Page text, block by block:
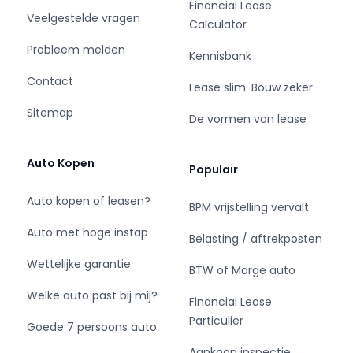
maakt het allemaal mogelijk. Dankzij
behaaglijk warm of verfrissend koel. De
uitrusting van deze Ford is met WIFI-hotspot,
DAB ontvangst, parkeersensoren achter,
regensensor, cruise control en keyless entry
Zoals u mag verwachten van deze Ford Focus
actieve veiligheidssystemen. Mooi binnen de
lijnen van de rijstrook blijven? Het Lane-keeping
systeem helpt altijd een handje. Forward
collision warning waarschuwt bij een dreigende
ongeval. Ook helpen het hill hold functie, brake
assist en bandenspanningcontrolesysteem, uw
Veelgestelde vragen
Probleem melden
Contact
Sitemap
Auto Kopen
Auto kopen of leasen?
Auto met hoge instap
Wettelijke garantie
Welke auto past bij mij?
Goede 7 persoons auto
Financial Lease
Calculator
Kennisbank
Lease slim. Bouw zeker
De vormen van lease
Populair
BPM vrijstelling vervalt
Belasting / aftrekposten
BTW of Marge auto
Financial Lease
Particulier